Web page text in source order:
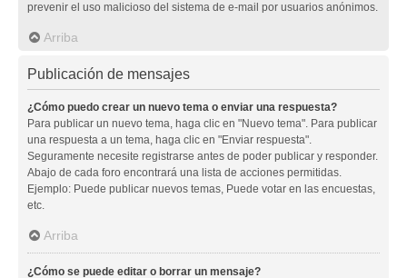
prevenir el uso malicioso del sistema de e-mail por usuarios anónimos.
Arriba
Publicación de mensajes
¿Cómo puedo crear un nuevo tema o enviar una respuesta?
Para publicar un nuevo tema, haga clic en "Nuevo tema". Para publicar
una respuesta a un tema, haga clic en "Enviar respuesta".
Seguramente necesite registrarse antes de poder publicar y responder.
Abajo de cada foro encontrará una lista de acciones permitidas.
Ejemplo: Puede publicar nuevos temas, Puede votar en las encuestas,
etc.
Arriba
¿Cómo se puede editar o borrar un mensaje?